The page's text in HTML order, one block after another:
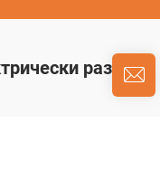
разряд